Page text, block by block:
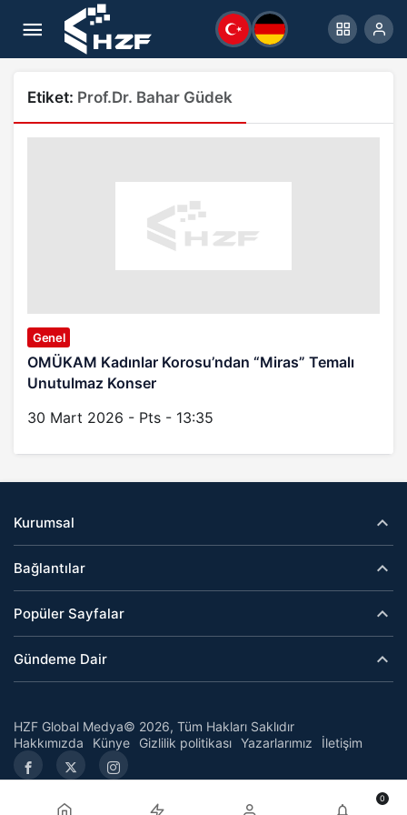
Etiket: Prof.Dr. Bahar Güdek
Genel
OMÜKAM Kadınlar Korosu’ndan “Miras” Temalı
Unutulmaz Konser
30 Mart 2026 - Pts - 13:35
Kurumsal
Bağlantılar
Popüler Sayfalar
Gündeme Dair
HZF Global Medya© 2026, Tüm Hakları Saklıdır
Hakkımızda
Künye Gizlilik politikası Yazarlarımız İletişim
0